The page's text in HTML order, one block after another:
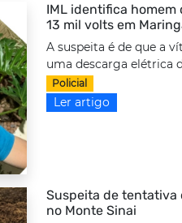
IML identifica
13 mil volts em
A suspeita é de que a
uma descarga elétrica
Policial
Ler artigo
Suspeita de tentativa
no Monte Sinai